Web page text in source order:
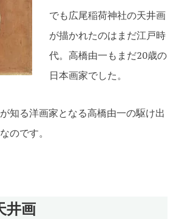
でも広尾稲荷神社の天井画
が描かれたのはまだ江戸時
代。高橋由一もまだ20歳の
日本画家でした。
知る洋画家となる高橋由一の駆け出
のです。
井画